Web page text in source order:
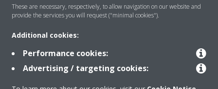
Zgjidhje
Kontakti
These are necessary, respectively, to allow navigation on our website and
provide the services you will request ("minimal cookies").
Additional cookies:
Performance cookies:
Advertising / targeting cookies: